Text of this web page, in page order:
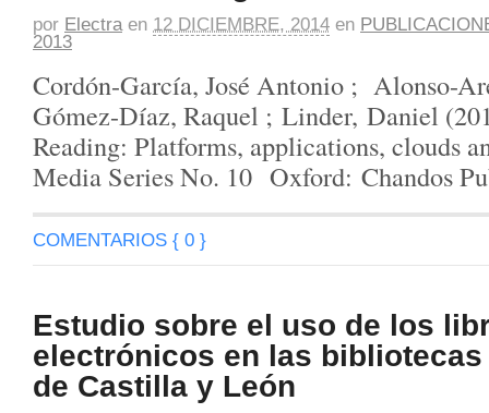
por Electra en 12 DICIEMBRE, 2014 en
2013
Cordón-García, José Antonio ; Alonso-
Gómez-Díaz, Raquel ; Linder, Daniel
Reading: Platforms, applications, clouds
Media Series No. 10 Oxford: Chandos
COMENTARIOS { 0 }
Estudio sobre el uso de los
electrónicos en las
de Castilla y León